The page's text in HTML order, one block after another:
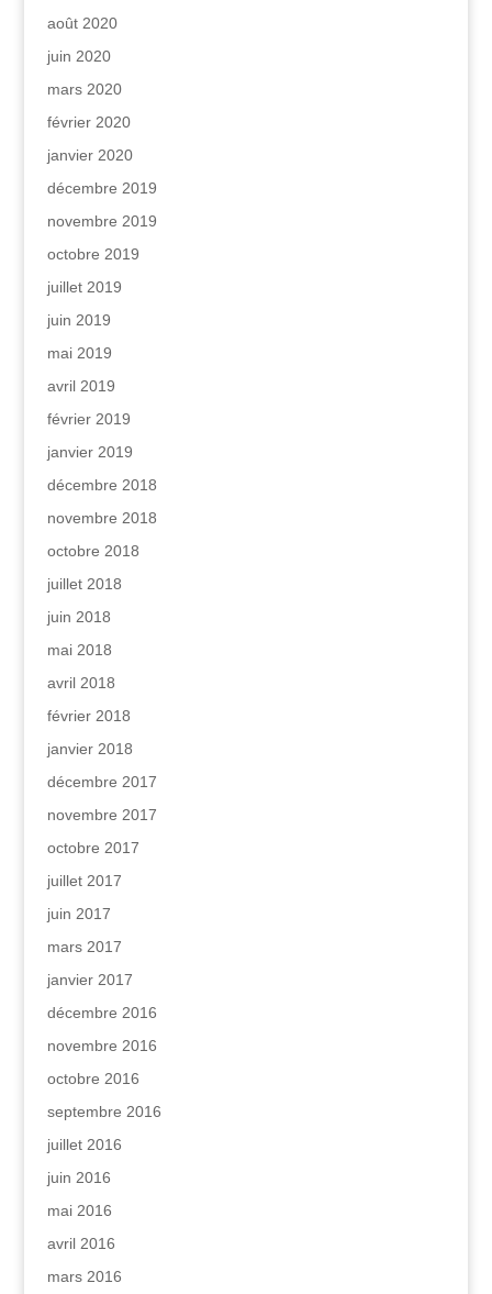
août 2020
juin 2020
mars 2020
février 2020
janvier 2020
décembre 2019
novembre 2019
octobre 2019
juillet 2019
juin 2019
mai 2019
avril 2019
février 2019
janvier 2019
décembre 2018
novembre 2018
octobre 2018
juillet 2018
juin 2018
mai 2018
avril 2018
février 2018
janvier 2018
décembre 2017
novembre 2017
octobre 2017
juillet 2017
juin 2017
mars 2017
janvier 2017
décembre 2016
novembre 2016
octobre 2016
septembre 2016
juillet 2016
juin 2016
mai 2016
avril 2016
mars 2016